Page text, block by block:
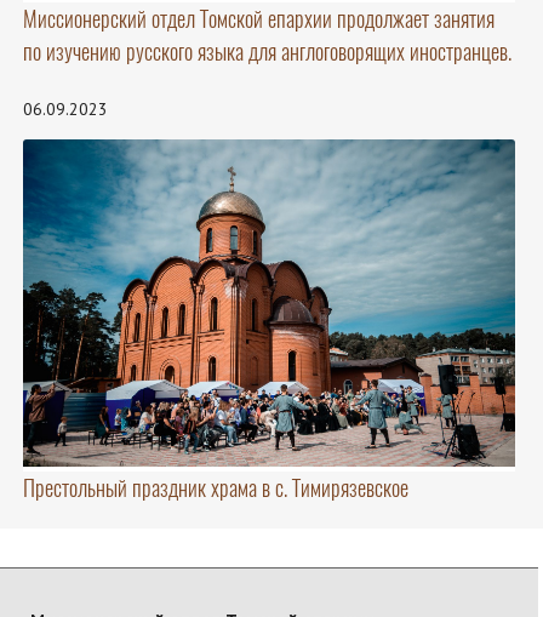
Миссионерский отдел Томской епархии продолжает занятия
по изучению русского языка для англоговорящих иностранцев.
06.09.2023
Престольный праздник храма в с. Тимирязевское